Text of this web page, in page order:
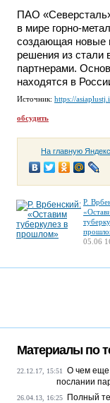
ПАО
в мире горно-
создающая новые
решения из стали
партнерами.
находятся в
Источник: https://
обсудить
На главную
Р.
05.06
Материалы по
22.12.17, 15:51
О чем еще
послании
26.04.13, 16:25
Полный